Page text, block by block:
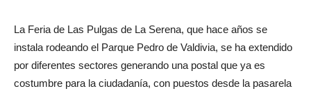
La Feria de Las Pulgas de La Serena, que hace años se
instala rodeando el Parque Pedro de Valdivia, se ha extendido
por diferentes sectores generando una postal que ya es
costumbre para la ciudadanía, con puestos desde la pasarela